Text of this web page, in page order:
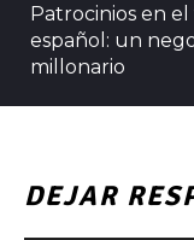
Patrocinios en
español: un
millonario
DEJAR